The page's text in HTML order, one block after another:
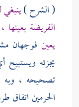
( الشرح )
الفريضة
يعين فوجهان
يجزئه
تصحيحه ، وبه
الحرميناتفاق